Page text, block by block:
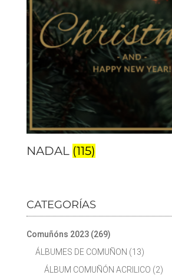
NADAL (115)
CATEGORÍAS
Comuñóns 2023 (269)
ÁLBUMES DE COMUÑON (13)
ÁLBUM COMUÑÓN ACRILICO (2)